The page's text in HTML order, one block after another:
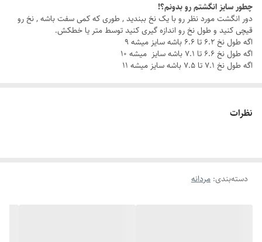
با این ست مردانه شیک ، چه تو یه جلسه کاری باشی، چه تو یه قرار دوستانه،
همیشه یه قدم از بقیه جلوتری.
چرا این ست خاصه؟
دستبند قابل تنظیم: سایز دستبند رو به راحتی با مچ دستت تنظیم کن و از
چطور سایز انگشتم رو بدونم؟!
دور انگشت مورد نظر رو با یک نخ ببندید , طوری که کمی سفت باشه , نخ رو
قیچی کنید و طول نخ رو اندازه گیری کنید توسط متر یا خطکش.
اگه طول نخ ۶.۲ تا ۶.۶ باشه سایز میشه ۹
اگه طول نخ ۶.۶ تا ۷.۱ باشه سایز میشه ۱۰
اگه طول نخ ۷.۱ تا ۷.۵ باشه سایز میشه ۱۱
نظرات
دسته‌بندی: مردانه